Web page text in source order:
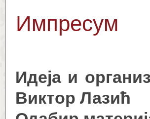
Импресум
Идеја и
Виктор Лазић